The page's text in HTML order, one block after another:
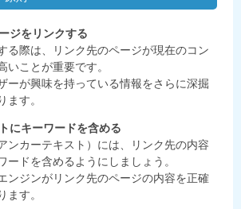
ジをリンクする
る際は、リンク先のページが現在のコン
いことが重要です。
ーが興味を持っている情報をさらに深掘
ます。
にキーワードを含める
ンカーテキスト）には、リンク先の内容
ードを含めるようにしましょう。
ンジンがリンク先のページの内容を正確
ます。